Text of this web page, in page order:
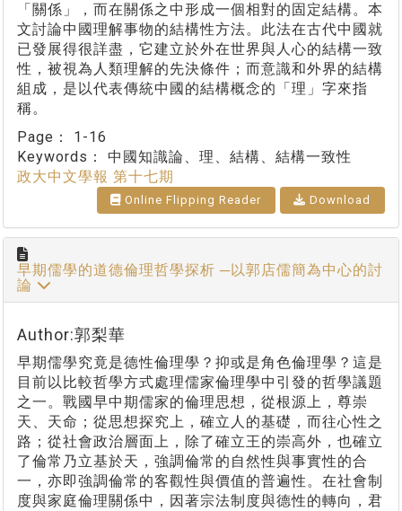
「關係」，而在關係之中形成一個相對的固定結構。本
文討論中國理解事物的結構性方法。此法在古代中國就
已發展得很詳盡，它建立於外在世界與人心的結構一致
性，被視為人類理解的先決條件；而意識和外界的結構
組成，是以代表傳統中國的結構概念的「理」字來指
稱。
Page： 1-16
Keywords： 中國知識論、理、結構、結構一致性
政大中文學報 第十七期
Online Flipping Reader Download
早期儒學的道德倫理哲學探析 ─以郭店儒簡為中心的討
論
Author:郭梨華
早期儒學究竟是德性倫理學？抑或是角色倫理學？這是
目前以比較哲學方式處理儒家倫理學中引發的哲學議題
之一。戰國早中期儒家的倫理思想，從根源上，尊崇
天、天命；從思想探究上，確立人的基礎，而往心性之
路；從社會政治層面上，除了確立王的崇高外，也確立
了倫常乃立基於天，強調倫常的自然性與事實性的合
一，亦即強調倫常的客觀性與價值的普遍性。在社會制
度與家庭倫理關係中，因著宗法制度與德性的轉向，君